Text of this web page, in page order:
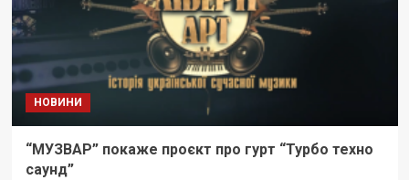
НОВИНИ
“МУЗВАР” покаже проєкт про гурт “Турбо техно
саунд”